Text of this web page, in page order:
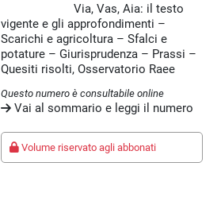
Via, Vas, Aia: il testo
vigente e gli approfondimenti –
Scarichi e agricoltura – Sfalci e
potature – Giurisprudenza – Prassi –
Quesiti risolti, Osservatorio Raee
Questo numero è consultabile online
Vai al sommario e leggi il numero
Volume riservato agli abbonati